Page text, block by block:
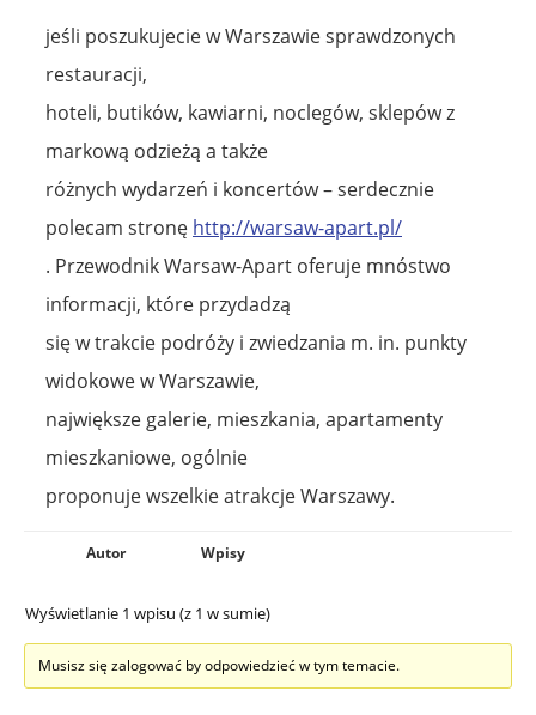
jeśli poszukujecie w Warszawie sprawdzonych
restauracji,
hoteli, butików, kawiarni, noclegów, sklepów z
markową odzieżą a także
różnych wydarzeń i koncertów – serdecznie
polecam stronę http://warsaw-apart.pl/
. Przewodnik Warsaw-Apart oferuje mnóstwo
informacji, które przydadzą
się w trakcie podróży i zwiedzania m. in. punkty
widokowe w Warszawie,
największe galerie, mieszkania, apartamenty
mieszkaniowe, ogólnie
proponuje wszelkie atrakcje Warszawy.
Autor Wpisy
Wyświetlanie 1 wpisu (z 1 w sumie)
Musisz się zalogować by odpowiedzieć w tym temacie.